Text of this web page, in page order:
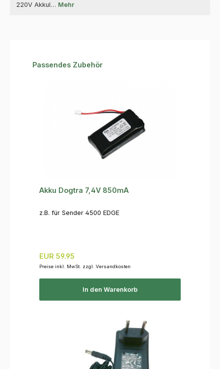
220V Akkul… Mehr
Produktgalerie überspringen
Passendes Zubehör
Akku Dogtra 7,4V 850mA
z.B. für Sender 4500 EDGE
Regulärer Preis:
EUR 59.95
Preise inkl. MwSt. zzgl. Versandkosten
In den Warenkorb